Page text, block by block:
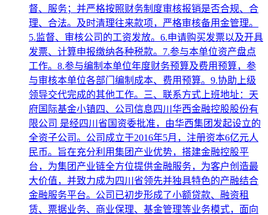
督、服务；并严格按照财务制度审核报销是否合规、合
理、合法。及时清理往来款项，严格审核备用金管理。
5.监督、审核公司的工资发放。6.申请购买发票以及开具
发票、计算申报缴纳各种税款。7.参与本单位资产盘点
工作。8.参与编制本单位年度财务预算及费用预算，参
与审核本单位各部门编制成本、费用预算。9.协助上级
领导交代完成的其他工作。三、联系方式上班地址：天
府国际基金小镇四、公司信息四川华西金融控股股份有
限公司 是经四川省国资委批准，由华西集团发起设立的
全资子公司。公司成立于2016年5月，注册资本6亿元人
民币。旨在充分利用集团产业优势，搭建金融控股平
台，为集团产业链全方位提供金融服务，为客户创造最
大价值，并致力成为四川省领先并独具特色的产融结合
金融服务平台。公司已初步形成了小额贷款、融资租
赁、票据业务、商业保理、基金管理等业务模式，面向